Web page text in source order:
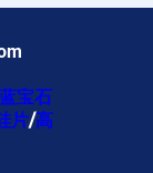
蓝宝石
片/高